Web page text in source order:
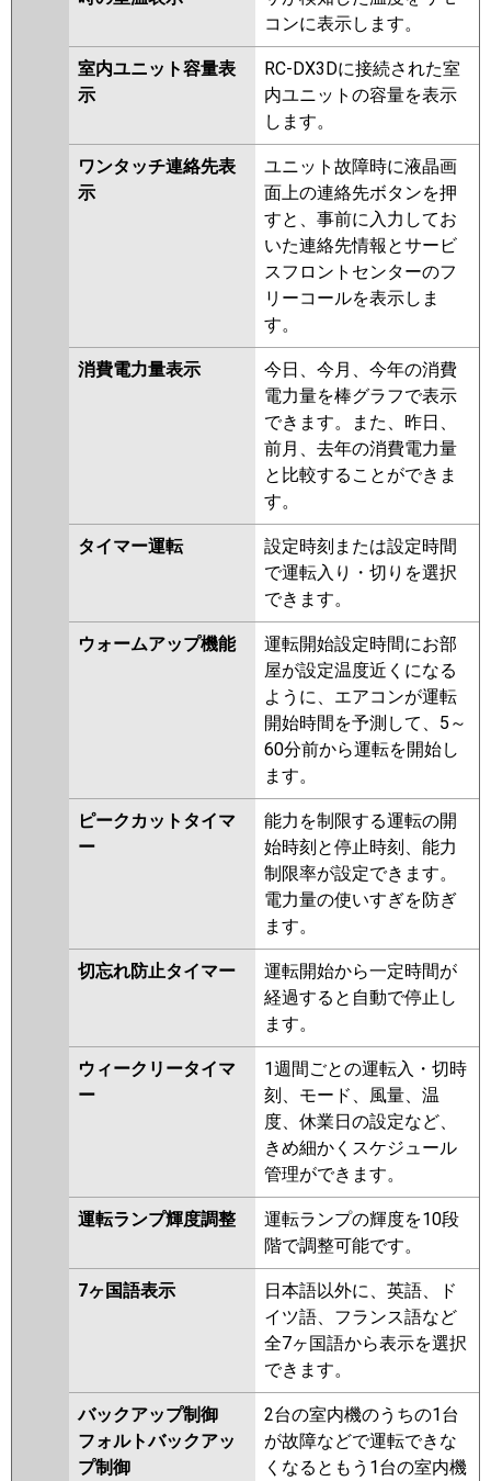
コンに表示します。
室内ユニット容量表
示
RC-DX3Dに接続された室
内ユニットの容量を表示
します。
ワンタッチ連絡先表
示
ユニット故障時に液晶画
面上の連絡先ボタンを押
すと、事前に入力してお
いた連絡先情報とサービ
スフロントセンターのフ
リーコールを表示しま
す。
消費電力量表示
今日、今月、今年の消費
電力量を棒グラフで表示
できます。また、昨日、
前月、去年の消費電力量
と比較することができま
す。
タイマー運転
設定時刻または設定時間
で運転入り・切りを選択
できます。
ウォームアップ機能
運転開始設定時間にお部
屋が設定温度近くになる
ように、エアコンが運転
開始時間を予測して、5～
60分前から運転を開始し
ます。
ピークカットタイマ
ー
能力を制限する運転の開
始時刻と停止時刻、能力
制限率が設定できます。
電力量の使いすぎを防ぎ
ます。
切忘れ防止タイマー
運転開始から一定時間が
経過すると自動で停止し
ます。
ウィークリータイマ
ー
1週間ごとの運転入・切時
刻、モード、風量、温
度、休業日の設定など、
きめ細かくスケジュール
管理ができます。
運転ランプ輝度調整
運転ランプの輝度を10段
階で調整可能です。
7ヶ国語表示
日本語以外に、英語、ド
イツ語、フランス語など
全7ヶ国語から表示を選択
できます。
バックアップ制御
フォルトバックアッ
プ制御
2台の室内機のうちの1台
が故障などで運転できな
くなるともう1台の室内機